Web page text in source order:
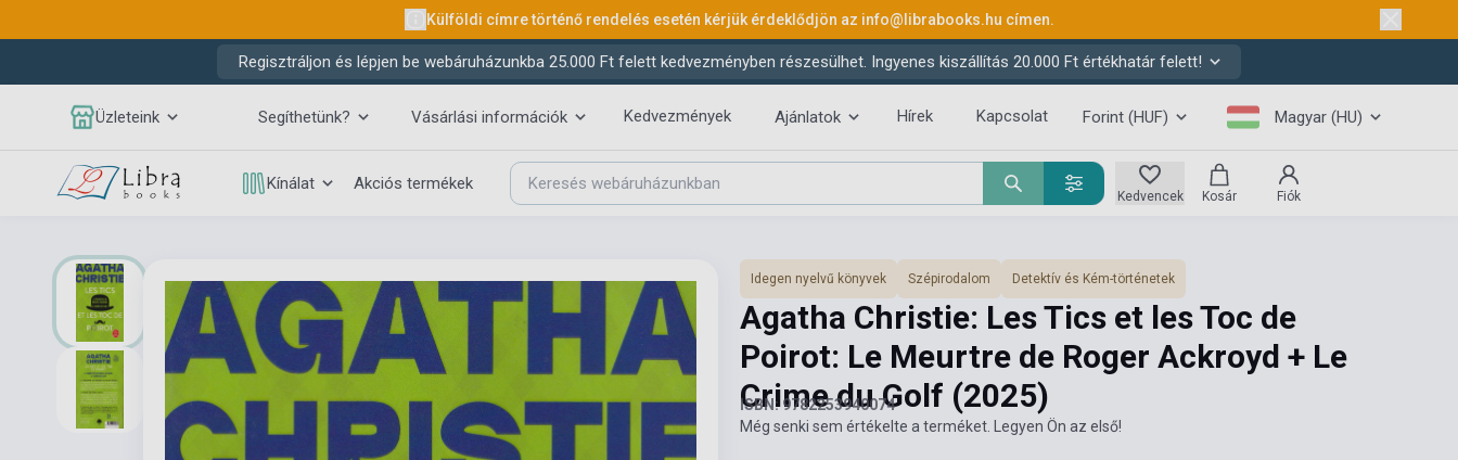
Külföldi címre történő rendelés esetén kérjük érdeklődjön az info@librabooks.hu címen.
Regisztráljon és lépjen be webáruházunkba 25.000 Ft felett kedvezményben részesülhet. Ingyenes kiszállítás 20.000 Ft értékhatár felett!
Üzleteink Segíthetünk? Vásárlási információk Kedvezmények Ajánlatok Hírek Kapcsolat Forint (HUF) Magyar (HU)
Kínálat Akciós termékek
Kedvencek Kosár Fiók
Idegen nyelvű könyvek Szépirodalom Detektív és Kém-történetek
Agatha Christie: Les Tics et les Toc de
Poirot: Le Meurtre de Roger Ackroyd + Le
Crime du Golf (2025)
ISBN: 9782253940074
Még senki sem értékelte a terméket. Legyen Ön az első!